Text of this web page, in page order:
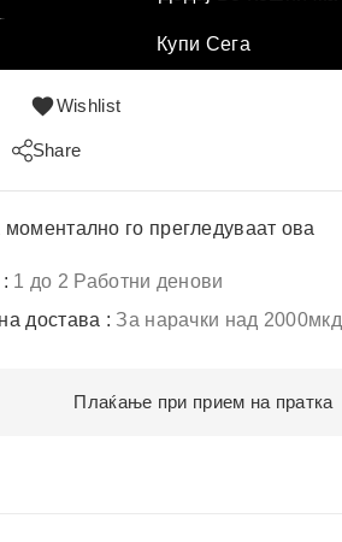
Купи Сега
Wishlist
Share
го прегледуваат ова
1 до 2 Работни денови
достава : За нарачки над 2000мкд
Плаќање при прием на пратка